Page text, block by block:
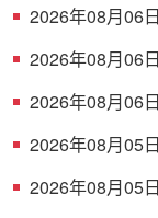
2026年08月06
2026年08月06
2026年08月06
2026年08月05
2026年08月05